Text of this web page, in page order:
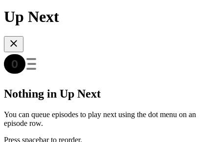
Up Next
Nothing in Up Next
You can queue episodes to play next using the dot menu on an
episode row.
Press spacebar to reorder.